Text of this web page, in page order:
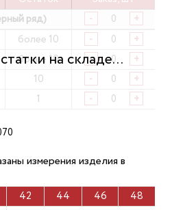
ряд)
- +
более 10 - +
более 10 - +
10 - +
1 - +
измерения изделия в
42 44 46
48